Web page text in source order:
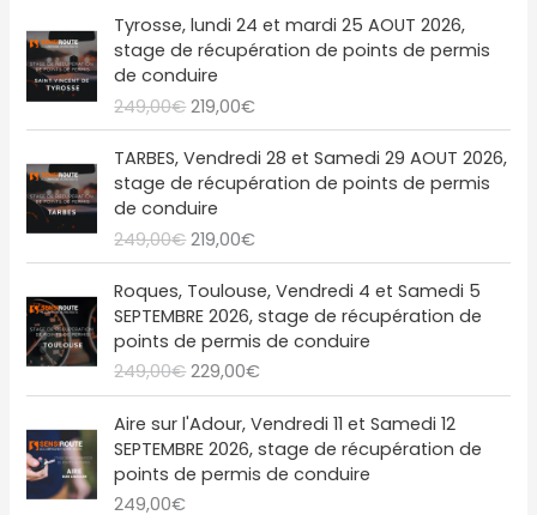
i
n
i
t
i
a
l
é
t
a
i
t
:
2
9
,
0
a
c
e
l
e
:
2
1
,
0
€
.
Tyrosse, lundi 24 et mardi 25 AOUT 2026,
stage de récupération de points de permis
de conduire
249,00€
L
e
p
r
i
i
n
i
t
i
a
l
é
t
a
i
t
219,00€
L
e
p
a
c
e
l
e
s
t
:
2
1
TARBES, Vendredi 28 et Samedi 29 AOUT 2026,
stage de récupération de points de permis
de conduire
249,00€
e
p
r
i
x
i
n
i
t
i
a
l
é
219,00€
L
e
p
x
a
c
t
u
e
l
e
s
Roques, Toulouse, Vendredi 4 et Samedi 5
SEPTEMBRE 2026, stage de récupération de
points de permis de conduire
249,00€
e
p
r
i
x
i
n
i
229,00€
e
p
r
x
a
c
t
Aire sur l'Adour, Vendredi 11 et Samedi 12
SEPTEMBRE 2026, stage de récupération de
points de permis de conduire
249,00€